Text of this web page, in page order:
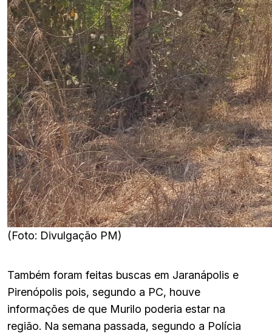
(Foto: Divulgação PM)
Também foram feitas buscas em Jaranápolis e
Pirenópolis pois, segundo a PC, houve
informações de que Murilo poderia estar na
região. Na semana passada, segundo a Polícia